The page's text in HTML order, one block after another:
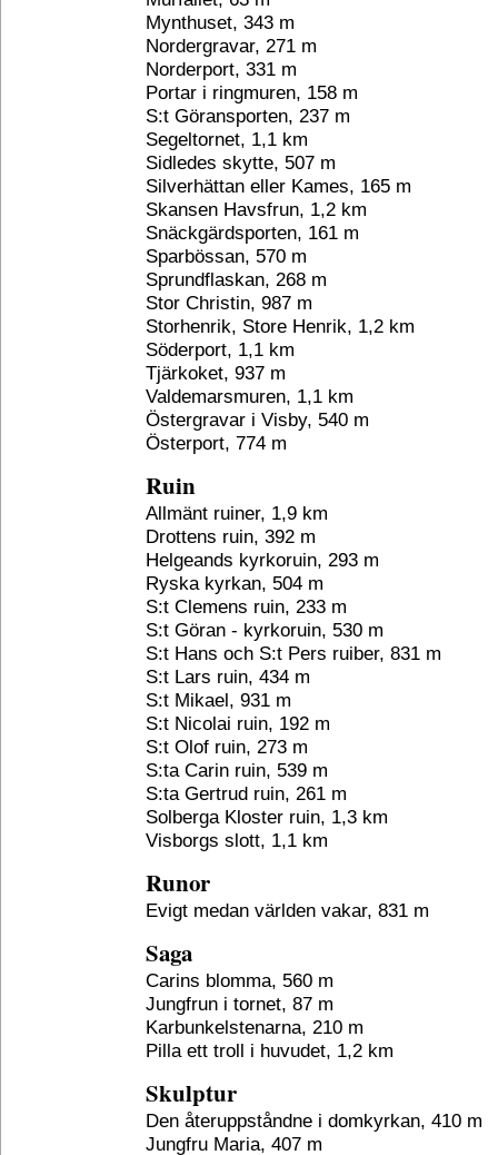
Mynthuset, 343 m
Nordergravar, 271 m
Norderport, 331 m
Portar i ringmuren, 158 m
S:t Göransporten, 237 m
Segeltornet, 1,1 km
Sidledes skytte, 507 m
Silverhättan eller Kames, 165 m
Skansen Havsfrun, 1,2 km
Snäckgärdsporten, 161 m
Sparbössan, 570 m
Sprundflaskan, 268 m
Stor Christin, 987 m
Storhenrik, Store Henrik, 1,2 km
Söderport, 1,1 km
Tjärkoket, 937 m
Valdemarsmuren, 1,1 km
Östergravar i Visby, 540 m
Österport, 774 m
Ruin
Allmänt ruiner, 1,9 km
Drottens ruin, 392 m
Helgeands kyrkoruin, 293 m
Ryska kyrkan, 504 m
S:t Clemens ruin, 233 m
S:t Göran - kyrkoruin, 530 m
S:t Hans och S:t Pers ruiber, 831 m
S:t Lars ruin, 434 m
S:t Mikael, 931 m
S:t Nicolai ruin, 192 m
S:t Olof ruin, 273 m
S:ta Carin ruin, 539 m
S:ta Gertrud ruin, 261 m
Solberga Kloster ruin, 1,3 km
Visborgs slott, 1,1 km
Runor
Evigt medan världen vakar, 831 m
Saga
Carins blomma, 560 m
Jungfrun i tornet, 87 m
Karbunkelstenarna, 210 m
Pilla ett troll i huvudet, 1,2 km
Skulptur
Den återuppståndne i domkyrkan, 410 m
Jungfru Maria, 407 m